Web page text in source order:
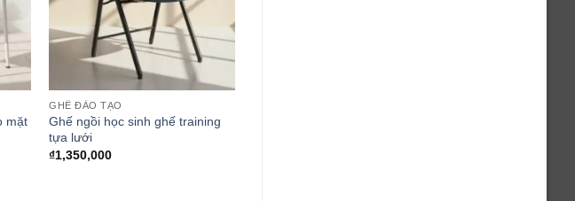
mặt
GHẾ ĐÀO TẠO
Ghế ngồi học sinh ghế training
tựa lưới
₫1,350,000